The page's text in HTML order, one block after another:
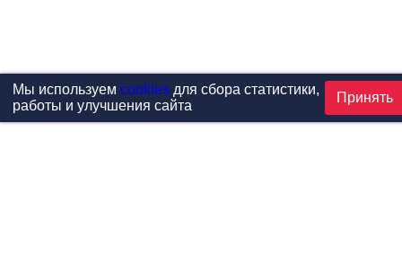
Мы используем cookiesдля сбора статистики,
работы и улучшения сайта
Принять